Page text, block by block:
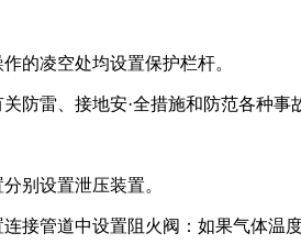
的凌空处均设置保护栏杆。
防雷、接地安·全措施和防范各种事
别设置泄压装置。
接管道中设置阻火阀：如果气体温